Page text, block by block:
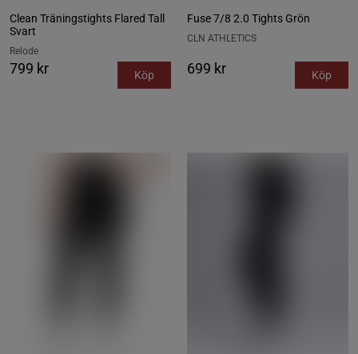
Clean Träningstights Flared Tall
Svart
Relode
799 kr Köp
Fuse 7/8 2.0 Tights Grön
CLN ATHLETICS
699 kr Köp